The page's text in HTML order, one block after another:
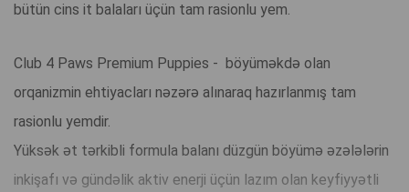
bütün cins it balaları üçün tam rasionlu yem.
Club 4 Paws Premium Puppies - böyüməkdə olan
orqanizmin ehtiyacları nəzərə alınaraq hazırlanmış tam
rasionlu yemdir.
Yüksək ət tərkibli formula balanı düzgün böyümə əzələlərin
inkişafı və gündəlik aktiv enerji üçün lazım olan keyfiyyətli